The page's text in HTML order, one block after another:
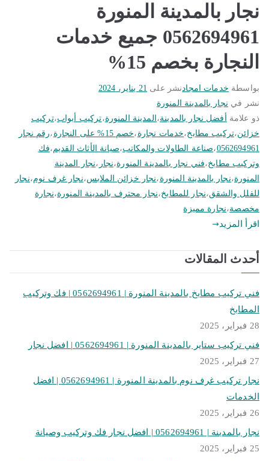
نجار بالمدينة المنورة
0562694961 جميع خدمات
النجارة بخصم 15%
بواسطة خدمات امجادنشر على 21 يناير، 2024
نشر في نجار بالمدينة المنورة
ذو علامة
أفضل نجار بالمدينة، المدينة المنورة،تركيب أبواب،تركيب
خزائن،تركيب مطابخ،خدمات نجارة ،خصم 15% على النجارة ،رقم نجار
0562694961،صناعة الطاولات والمكاتب،صيانة الأثاث القديم،فك
وتركيب مطابخ،فني نجار بالمدينة المنورة،نجار ،نجار المدينة
المنورة،نجار بالمدينة المنورة ،نجار خزائن الملابس،نجار غرف نوم،نجار
للفلل والشقق،نجار للمطابخ،نجار محترف بالمدينة المنورة،نجارة
مخصصة،نجارة مميزة
اقرأ المزيد
أحدث المقالات
فني تركيب مطابخ بالمدينة المنورة | 0562694961 | فك وتركيب
المطابخ
28 فبراير، 2025
فني تركيب ستاير بالمدينة المنورة | 0562694961 | افضل نجار
27 فبراير، 2025
نجار تركيب غرف نوم بالمدينة المنورة | 0562694961 | افضل
الخدمات
26 فبراير، 2025
نجار بالمدينة | 0562694961 | افضل نجار فك وتركيب وصيانة
25 فبراير، 2025